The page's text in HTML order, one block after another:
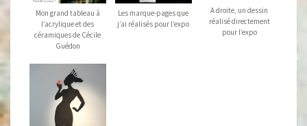
Mon grand tableau à
l’acrylique et des
céramiques de Cécile
Guédon
Les marque-pages que
j’ai réalisés pour l’expo
A droite, un dessin
réalisé directement
pour l’expo